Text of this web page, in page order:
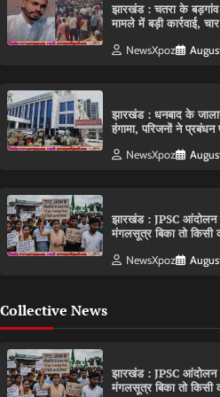
झारखंड : चतरा के बड़गांव
मामले में बड़ी कार्रवाई,
NewsXpoz
झारखंड : धनबाद के
हंगामा, परिजनों ने
NewsXpoz
झारखंड : JPSC आंदोलन के
मंगलसूत्र बिका तो किसी
NewsXpoz
Collective News
झारखंड : JPSC आंदोलन के
मंगलसूत्र बिका तो किसी